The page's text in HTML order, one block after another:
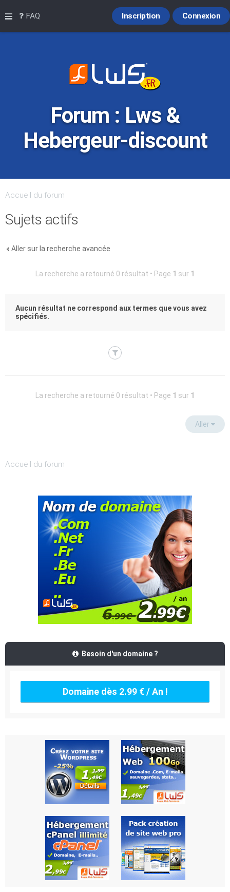
Raccourcis
FAQ Connexion
Inscription
Forum : Lws &
Hebergeur-discount
Accueil du forum
Sujets actifs
Aller sur la recherche avancée
La recherche a retourné 0 résultat • Page 1 sur 1
Aucun résultat ne correspond aux termes que vous avez
spécifiés.
La recherche a retourné 0 résultat • Page 1 sur 1
Aller
Accueil du forum
Besoin d'un domaine ?
Domaine dès 2.99 € / An !